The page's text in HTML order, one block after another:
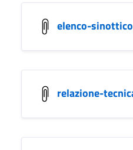
elenco-
relazione-